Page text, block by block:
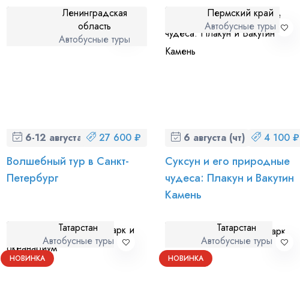
Ленинградская
область
Автобусные туры
6-12 августа (чт-ср)27 600 ₽
Волшебный тур в Санкт-
Петербург
Пермский край
Автобусные туры
6 августа (чт) 4 100 ₽
Суксун и его природные
чудеса: Плакун и Вакутин
Камень
НОВИНКА
Татарстан
Автобусные туры
НОВИНКА
Татарстан
Автобусные туры